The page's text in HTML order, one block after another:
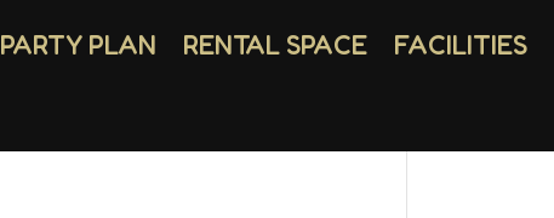
PARTY PLAN RENTAL SPACE FACILITIES